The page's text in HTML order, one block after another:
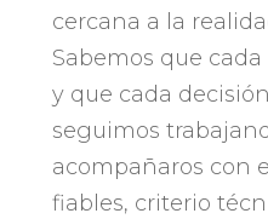
cercana a la
Sabemos que
y que cada
seguimos
acompañaros con
fiables, criterio